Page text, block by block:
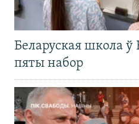
Беларуская школа
пяты набор